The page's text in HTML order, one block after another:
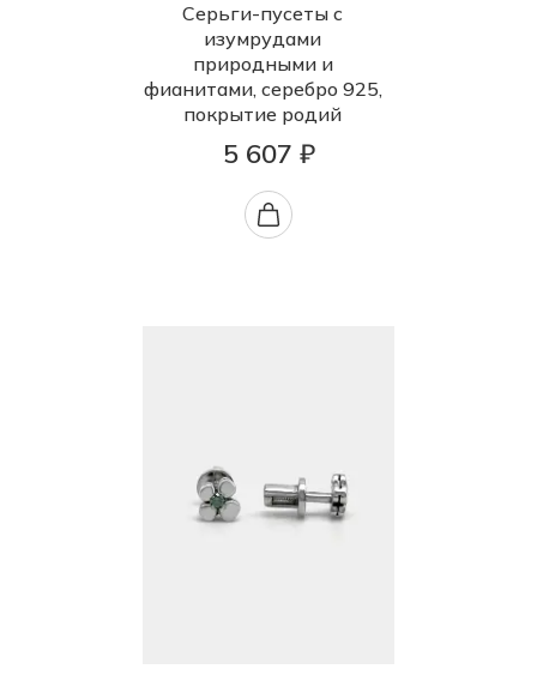
Серьги-пусеты с
изумрудами
природными и
фианитами, серебро 925,
покрытие родий
5 607 ₽